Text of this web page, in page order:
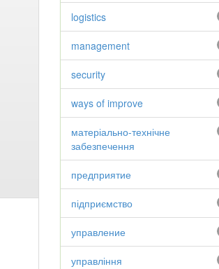
logistics
management
security
ways of improve
матеріально-технічне
забезпечення
предприятие
підприємство
управление
управління